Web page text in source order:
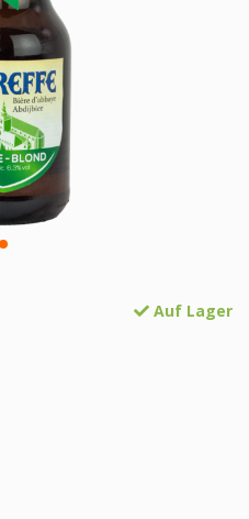
Auf Lager